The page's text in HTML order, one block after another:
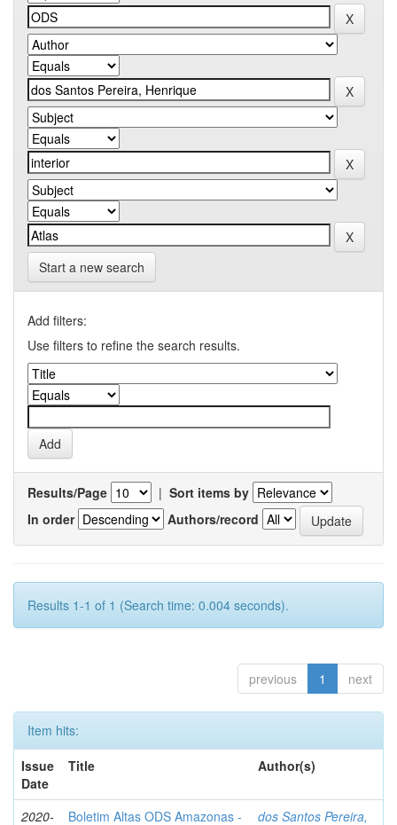
Start a new search
Add filters:
Use filters to refine the search results.
Results/Page | Sort items by
In order
Authors/record
Results 1-1 of 1 (Search time: 0.004 seconds).
previous 1 next
Item hits:
Issue
Date
Title Author(s)
2020- Boletim Altas ODS Amazonas - dos Santos Pereira,